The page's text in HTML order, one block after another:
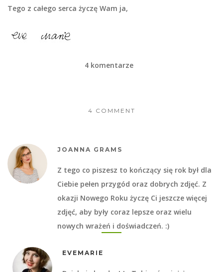
Tego z całego serca życzę Wam ja,
4 komentarze
4 COMMENT
JOANNA GRAMS
Z tego co piszesz to kończący się rok był dla
Ciebie pełen przygód oraz dobrych zdjęć. Z
okazji Nowego Roku życzę Ci jeszcze więcej
zdjęć, aby były coraz lepsze oraz wielu
nowych wrażeń i doświadczeń. :)
EVEMARIE